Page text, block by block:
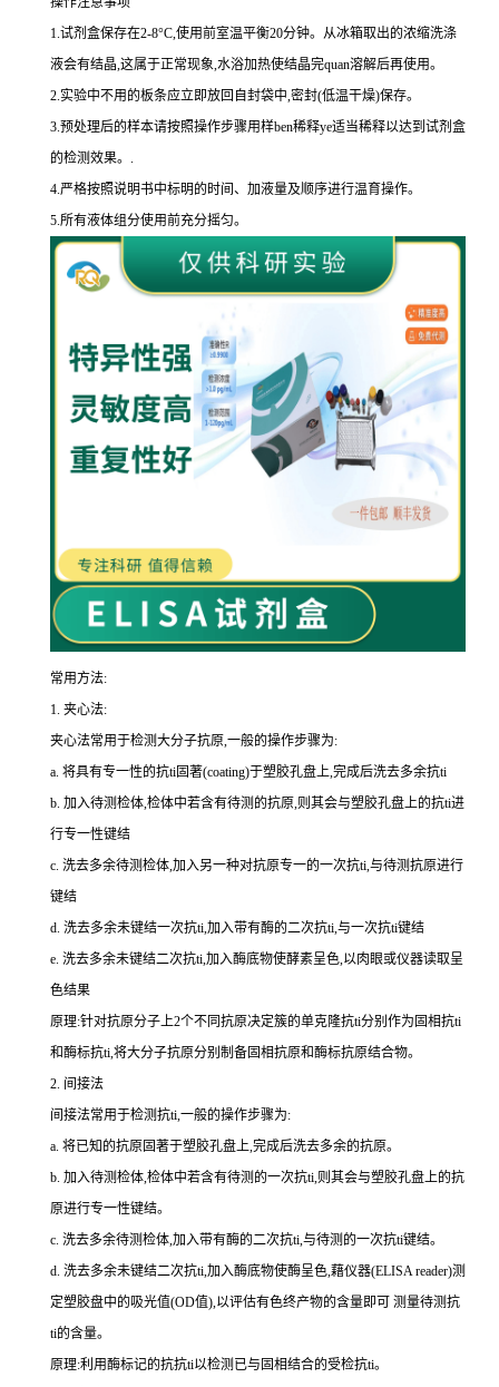
1.试剂盒保存在2-8°C,使用前室温平衡20分钟。从冰箱取出的浓缩洗涤
液会有结晶,这属于正常现象,水浴加热使结晶完quan溶解后再使用。
2.实验中不用的板条应立即放回自封袋中,密封(低温干燥)保存。
3.预处理后的样本请按照操作步骤用样ben稀释ye适当稀释以达到试剂盒
的检测效果。 .
4.严格按照说明书中标明的时间、加液量及顺序进行温育操作。
5.所有液体组分使用前充分摇匀。
常用方法:
1. 夹心法:
夹心法常用于检测大分子抗原,一般的操作步骤为:
a. 将具有专一性的抗ti固著(coating)于塑胶孔盘上,完成后洗去多余抗ti
b. 加入待测检体,检体中若含有待测的抗原,则其会与塑胶孔盘上的抗ti进
行专一性键结
c. 洗去多余待测检体,加入另一种对抗原专一的一次抗ti,与待测抗原进行
键结
d. 洗去多余未键结一次抗ti,加入带有酶的二次抗ti,与一次抗ti键结
e. 洗去多余未键结二次抗ti,加入酶底物使酵素呈色,以肉眼或仪器读取呈
色结果
原理:针对抗原分子上2个不同抗原决定簇的单克隆抗ti分别作为固相抗ti
和酶标抗ti,将大分子抗原分别制备固相抗原和酶标抗原结合物。
2. 间接法
间接法常用于检测抗ti,一般的操作步骤为:
a. 将已知的抗原固著于塑胶孔盘上,完成后洗去多余的抗原。
b. 加入待测检体,检体中若含有待测的一次抗ti,则其会与塑胶孔盘上的抗
原进行专一性键结。
c. 洗去多余待测检体,加入带有酶的二次抗ti,与待测的一次抗ti键结。
d. 洗去多余未键结二次抗ti,加入酶底物使酶呈色,藉仪器(ELISA reader)测
定塑胶盘中的吸光值(OD值),以评估有色终产物的含量即可 测量待测抗
ti的含量。
原理:利用酶标记的抗抗ti以检测已与固相结合的受检抗ti。